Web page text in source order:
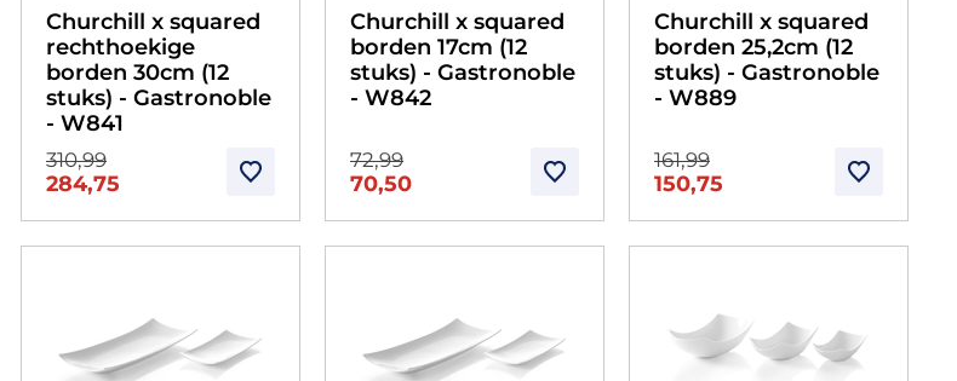
Churchill x squared
rechthoekige
borden 30cm (12
stuks) - Gastronoble
- W841
310,99
284,75
Churchill x squared
borden 17cm (12
stuks) - Gastronoble
- W842
72,99
70,50
Churchill x squared
borden 25,2cm (12
stuks) - Gastronoble
- W889
161,99
150,75